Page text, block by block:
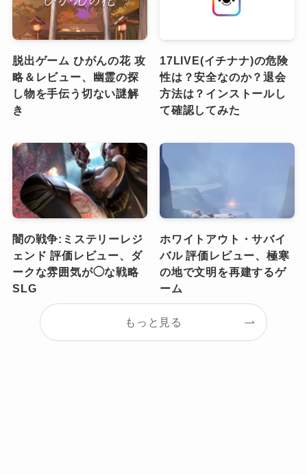
脱出ゲーム ひがんの花 攻
略＆レビュー、幽霊の探
し物を手伝う切ない謎解
き
17LIVE(イチナナ)の危険
性は？安全なのか？退会
方法は？インストールし
て確認してみた
闇の戦争:ミステリーレジ
ェンド 評価レビュー、ダ
ークな雰囲気が◯な戦略
SLG
ホワイトアウト・サバイ
バル 評価レビュー、極寒
の地で文明を再建するゲ
ーム
もっと見る